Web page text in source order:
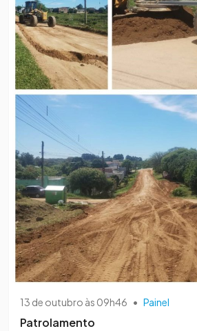
13 de outubro às 09h46 • Painel
Patrolamento